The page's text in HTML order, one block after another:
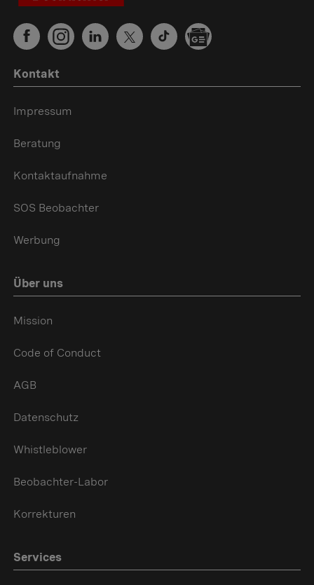
Kontakt
Impressum
Beratung
Kontaktaufnahme
SOS Beobachter
Werbung
Über uns
Mission
Code of Conduct
AGB
Datenschutz
Whistleblower
Beobachter-Labor
Korrekturen
Services